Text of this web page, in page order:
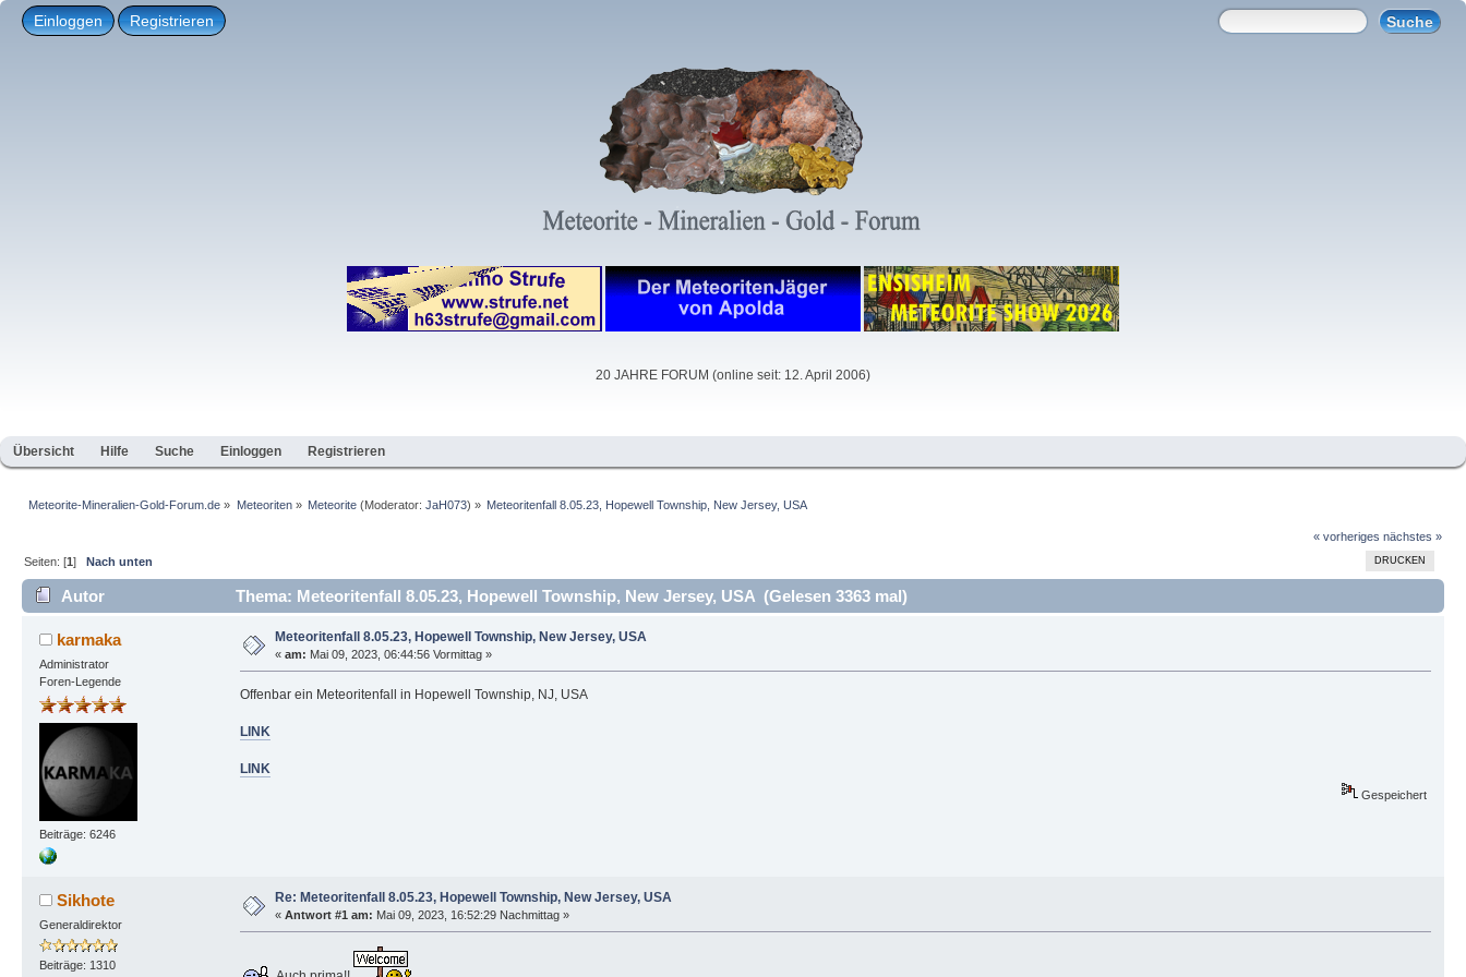
Einloggen Registrieren
20 JAHRE FORUM (online seit: 12. April 2006)
Übersicht Hilfe Suche Einloggen Registrieren
Meteorite-Mineralien-Gold-Forum.de » Meteoriten» Meteorite(Moderator: JaH073) » Meteoritenfall 8.05.23, Hopewell Township, New Jersey, USA
« vorheriges nächstes »
DRUCKEN
Seiten: [1]Nach unten
Autor Thema: Meteoritenfall 8.05.23, Hopewell Township, New Jersey, USA (Gelesen 3363 mal)
karmaka
Administrator
Foren-Legende
Beiträge: 6246
Meteoritenfall 8.05.23, Hopewell Township, New Jersey, USA
« am: Mai 09, 2023, 06:44:56 Vormittag »
Offenbar ein Meteoritenfall in Hopewell Township, NJ, USA
LINK
LINK
Gespeichert
Sikhote
Generaldirektor
Beiträge: 1310
Re: Meteoritenfall 8.05.23, Hopewell Township, New Jersey, USA
« Antwort #1 am: Mai 09, 2023, 16:52:29 Nachmittag »